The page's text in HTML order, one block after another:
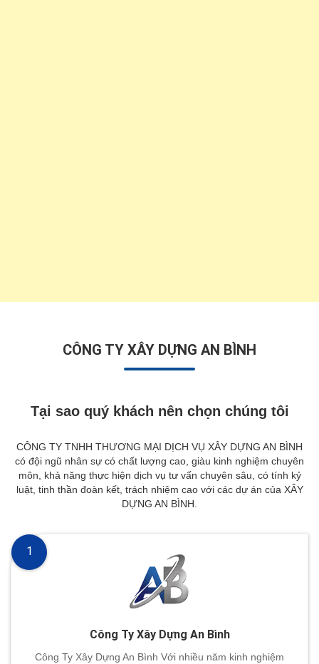
CÔNG TY XÂY DỰNG AN BÌNH
Tại sao quý khách nên chọn chúng tôi
CÔNG TY TNHH THƯƠNG MẠI DỊCH VỤ XÂY DỰNG AN BÌNH
có đội ngũ nhân sự có chất lượng cao, giàu kinh nghiệm chuyên
môn, khả năng thực hiện dịch vụ tư vấn chuyên sâu, có tính kỷ
luật, tinh thần đoàn kết, trách nhiệm cao với các dự án của XÂY
DỰNG AN BÌNH.
Công Ty Xây Dựng An Bình
Công Ty Xây Dựng An Bình Với nhiều năm kinh nghiệm
1